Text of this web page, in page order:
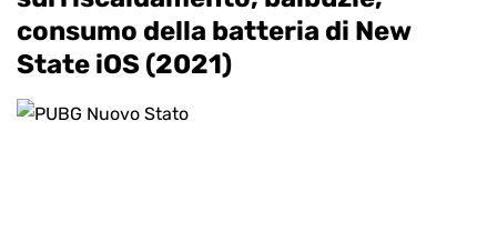
consumo della batteria di New
State iOS (2021)